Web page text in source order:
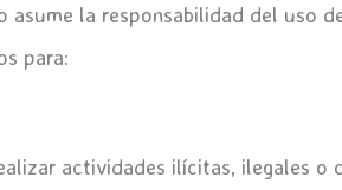
asume la responsabilidad del uso
para:
actividades ilícitas, ilegales o